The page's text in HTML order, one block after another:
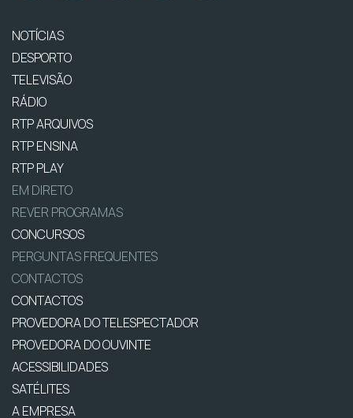
NOTÍCIAS
DESPORTO
TELEVISÃO
RÁDIO
RTP ARQUIVOS
RTP ENSINA
RTP PLAY
EM DIRETO
REVER PROGRAMAS
CONCURSOS
PERGUNTAS FREQUENTES
CONTACTOS
CONTACTOS
PROVEDORA DO TELESPECTADOR
PROVEDORA DO OUVINTE
ACESSIBILIDADES
SATÉLITES
A EMPRESA